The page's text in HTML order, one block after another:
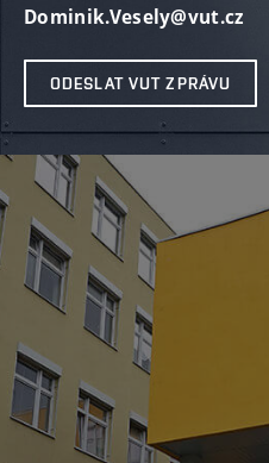
Dominik.Vesely@vut.cz
ODESLAT VUT ZPRÁVU